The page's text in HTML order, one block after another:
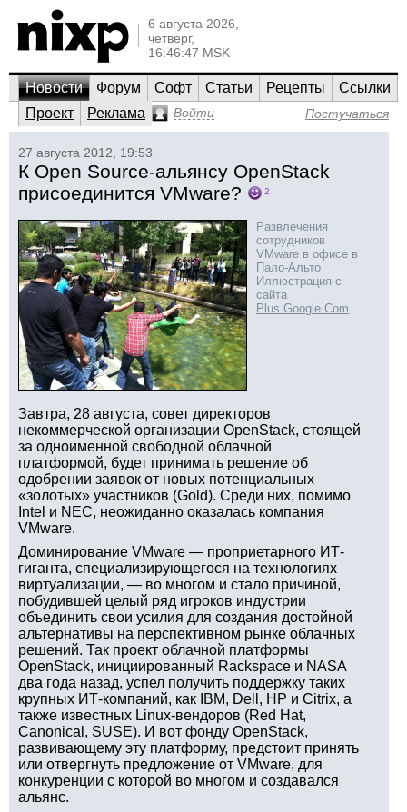
6 августа 2026,
четверг,
16:46:47 MSK
Новости Форум Софт Статьи Рецепты
Ссылки
Проект
Реклама Войти Постучаться
27 августа 2012, 19:53
К Open Source-альянсу OpenStack
присоединится VMware?
2
Развлечения
сотрудников
VMware в офисе в
Пало-Альто
Иллюстрация с
сайта
Plus.Google.Com
Завтра, 28 августа, совет директоров
некоммерческой организации OpenStack, стоящей
за одноименной свободной облачной
платформой, будет принимать решение об
одобрении заявок от новых потенциальных
«золотых» участников (Gold). Среди них, помимо
Intel и NEC, неожиданно оказалась компания
VMware.
Доминирование VMware — проприетарного ИТ-
гиганта, специализирующегося на технологиях
виртуализации, — во многом и стало причиной,
побудившей целый ряд игроков индустрии
объединить свои усилия для создания достойной
альтернативы на перспективном рынке облачных
решений. Так проект облачной платформы
OpenStack, инициированный Rackspace и NASA
два года назад, успел получить поддержку таких
крупных ИТ-компаний, как IBM, Dell, HP и Citrix, а
также известных Linux-вендоров (Red Hat,
Canonical, SUSE). И вот фонду OpenStack,
развивающему эту платформу, предстоит принять
или отвергнуть предложение от VMware, для
конкуренции с которой во многом и создавался
альянс.